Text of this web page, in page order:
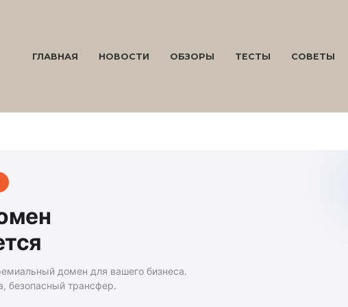
ГЛАВНАЯ НОВОСТИ ОБЗОРЫ ТЕСТЫ СОВЕТЫ
домен для вашего бизнеса.
безопасный трансфер.